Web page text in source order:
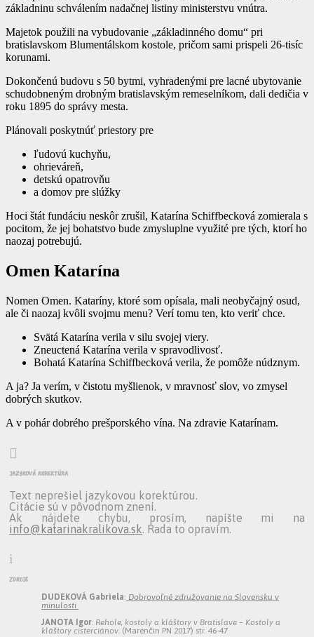
základninu schválením nadačnej listiny ministerstvu vnútra.
Majetok použili na vybudovanie „základinného domu“ pri
bratislavskom Blumentálskom kostole, pričom sami prispeli 26-tisíc
korunami.
Dokončenú budovu s 50 bytmi, vyhradenými pre lacné ubytovanie
schudobneným drobným bratislavským remeselníkom, dali dedičia v
roku 1895 do správy mesta.
Plánovali poskytnúť priestory pre
ľudovú kuchyňu,
ohrieváreň,
detskú opatrovňu
a domov pre slúžky
Hoci štát fundáciu neskôr zrušil, Katarína Schiffbecková zomierala s
pocitom, že jej bohatstvo bude zmysluplne využité pre tých, ktorí ho
naozaj potrebujú.
Omen Katarína
Nomen Omen. Kataríny, ktoré som opísala, mali neobyčajný osud,
ale či naozaj kvôli svojmu menu? Verí tomu ten, kto veriť chce.
Svätá Katarína verila v silu svojej viery.
Zneuctená Katarína verila v spravodlivosť.
Bohatá Katarína Schiffbecková verila, že pomôže núdznym.
A ja? Ja verím, v čistotu myšlienok, v mravnosť slov, vo zmysel
dobrých skutkov.
A v pohár dobrého prešporského vína. Na zdravie Katarínam.

jazyková korektúra
Text neprešiel jazykovou korektúrou.
Citácie sú v pôvodnom znení.
Ak nájdete chybu, prosím, napíšte mi na
info@katarinakralikova.sk. Rada to opravím.
i
zdroje
DUDEKOVÁ Gabriela: Dobrovoľné združovanie na Slovensku v
minulosti
JANOTA Igor: Rehole, kostoly a kláštory v Bratislave – Kostoly a
kláštory cisterciánov. (Marenčin PN 2017) str. 46-47